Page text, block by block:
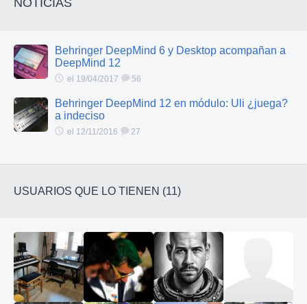
NOTICIAS
Behringer DeepMind 6 y Desktop acompañan a
DeepMind 12
el 19/04/2017 56
Behringer DeepMind 12 en módulo: Uli ¿juega?
a indeciso
el 12/11/2016 27
USUARIOS QUE LO TIENEN (11)